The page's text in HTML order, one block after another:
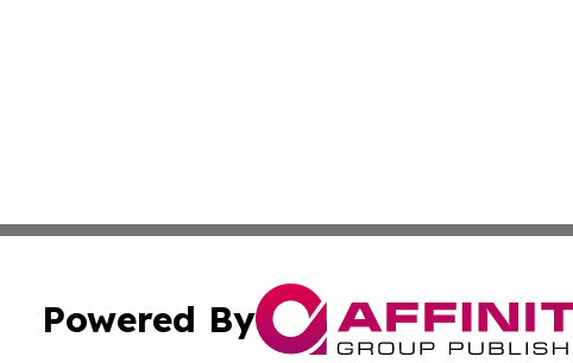
Powered By